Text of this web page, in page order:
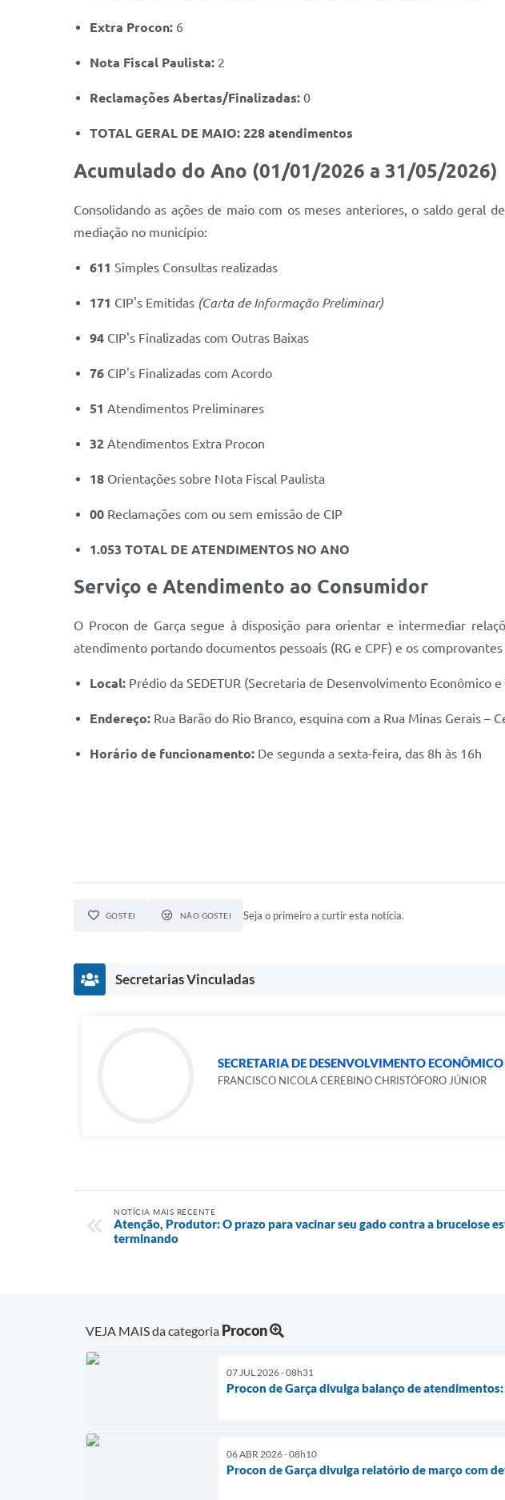
Extra Procon: 6
Nota Fiscal Paulista: 2
Reclamações Abertas/Finalizadas: 0
TOTAL GERAL DE MAIO: 228 atendimentos
Acumulado do Ano (01/01/2026 a 31/05/2026)
Consolidando as ações de maio com os meses anteriores, o saldo geral
mediação no município:
611 Simples Consultas realizadas
171 CIP's Emitidas (Carta de Informação Preliminar)
94 CIP's Finalizadas com Outras Baixas
76 CIP's Finalizadas com Acordo
51 Atendimentos Preliminares
32 Atendimentos Extra Procon
18 Orientações sobre Nota Fiscal Paulista
00 Reclamações com ou sem emissão de CIP
1.053 TOTAL DE ATENDIMENTOS NO ANO
Serviço e Atendimento ao Consumidor
O Procon de Garça segue à disposição para orientar e intermediar
atendimento portando documentos pessoais (RG e CPF) e os
Local: Prédio da SEDETUR (Secretaria de Desenvolvimento Econômico e
Endereço: Rua Barão do Rio Branco, esquina com a Rua Minas Gerais –
Horário de funcionamento: De segunda a sexta-feira, das 8h às 16h
GOSTEI NÃO GOSTEI Seja o primeiro a curtir esta notícia.
Secretarias Vinculadas
SECRETARIA DE DESENVOLVIMENTO ECONÔMICO
FRANCISCO NICOLA CEREBINO CHRISTÓFORO JÚNIOR
NOTÍCIA MAIS RECENTE
Atenção, Produtor: O prazo para vacinar seu gado contra a brucelose
terminando
VEJA MAIS da categoria Procon
07 JUL 2026 - 08h31
Procon de Garça divulga balanço de
06 ABR 2026 - 08h10
Procon de Garça divulga relatório de março com